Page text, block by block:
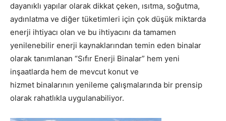
dayanıklı yapılar olarak dikkat çeken, ısıtma, soğutma,
aydınlatma ve diğer tüketimleri için çok düşük miktarda
enerji ihtiyacı olan ve bu ihtiyacını da tamamen
yenilenebilir enerji kaynaklarından temin eden binalar
olarak tanımlanan “Sıfır Enerji Binalar” hem yeni
inşaatlarda hem de mevcut konut ve
hizmet binalarının yenileme çalışmalarında bir prensip
olarak rahatlıkla uygulanabiliyor.